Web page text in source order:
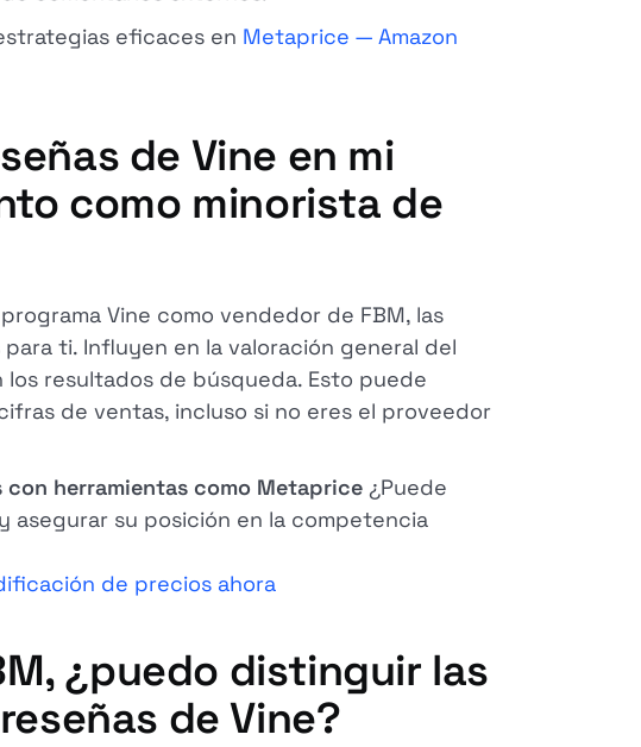
eficaces en Metaprice — Amazon
de Vine en mi
como minorista de
Vine como vendedor de FBM, las
ti. Influyen en la valoración general del
resultados de búsqueda. Esto puede
de ventas, incluso si no eres el proveedor
con herramientas como Metaprice¿Puede
asegurar su posición en la competencia
de precios ahora
¿puedo distinguir las
de Vine?